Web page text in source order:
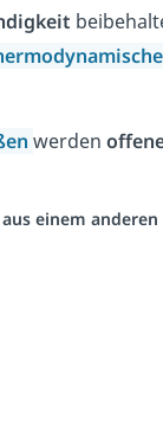
werden
einem anderen